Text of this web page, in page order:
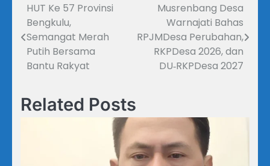
Navigasi
pos
HUT Ke 57 Provinsi
Bengkulu,
Semangat Merah
Putih Bersama
Bantu Rakyat
Musrenbang Desa
Warnajati Bahas
RPJMDesa Perubahan,
RKPDesa 2026, dan
DU‑RKPDesa 2027
Related Posts